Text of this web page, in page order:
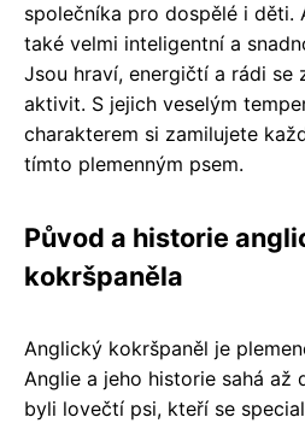
společníka pro dospělé i děti.
také velmi inteligentní a
Jsou hraví, energičtí a rádi se
aktivit. S jejich veselým
charakterem si zamilujete
tímto plemenným psem.
Původ a historie
kokršpaněla
Anglický kokršpaněl je
Anglie a jeho historie sahá až
byli lovečtí psi, kteří se